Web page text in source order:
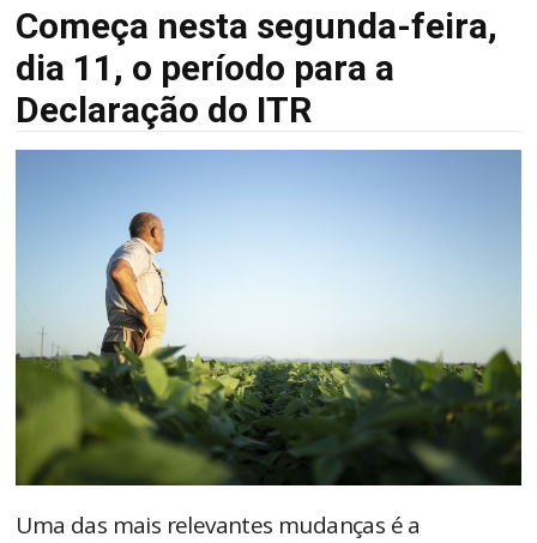
Começa nesta segunda-feira,
dia 11, o período para a
Declaração do ITR
Uma das mais relevantes mudanças é a